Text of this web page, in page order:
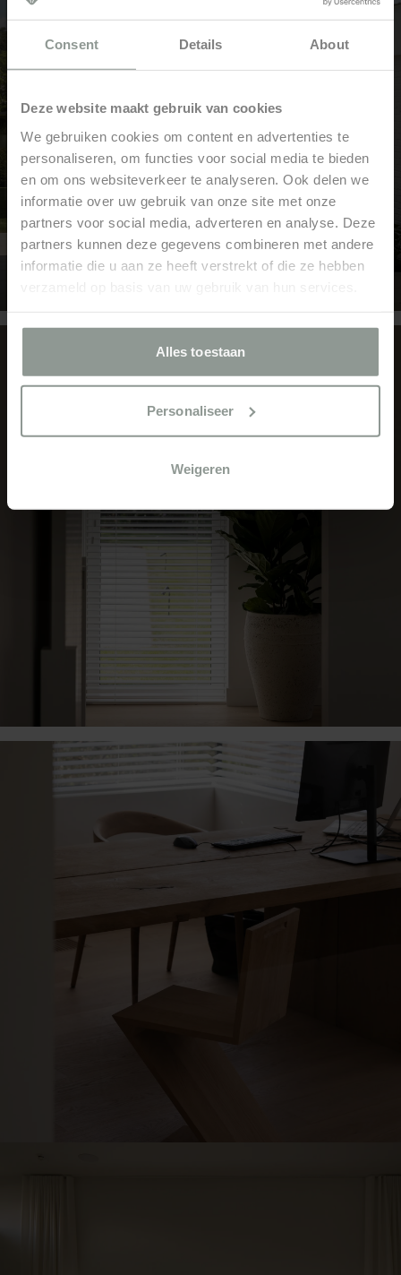
Consent Details About
Deze website maakt gebruik van cookies
We gebruiken cookies om content en advertenties te
personaliseren, om functies voor social media te bieden
en om ons websiteverkeer te analyseren. Ook delen we
informatie over uw gebruik van onze site met onze
partners voor social media, adverteren en analyse. Deze
partners kunnen deze gegevens combineren met andere
informatie die u aan ze heeft verstrekt of die ze hebben
Alles toestaan
Personaliseer
Weigeren